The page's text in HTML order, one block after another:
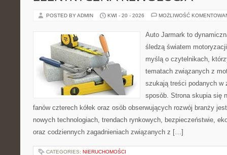
POSTED BY ADMIN KWI - 20 - 2026 MOŻLIWOŚĆ
Auto Jarmark to
śledzą światem
myślą o czytelnikach,
tematach związanych z
szukają treści podanych w
sposób. Strona skupia się
fanów czterech kółek oraz osób obserwujących rozwój branży
nowych technologiach, trendach rynkowych, bezpieczeństwie,
oraz codziennych zagadnieniach związanych z […]
CATEGORIES: NIERUCHOMOŚCI